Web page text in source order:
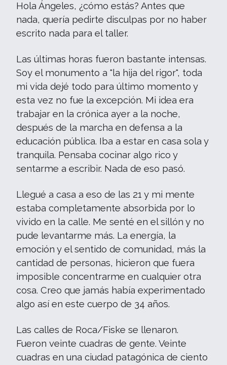
Hola Ángeles, ¿cómo estás? Antes que
nada, quería pedirte disculpas por no haber
escrito nada para el taller.
Las últimas horas fueron bastante intensas.
Soy el monumento a "la hija del rigor", toda
mi vida dejé todo para último momento y
esta vez no fue la excepción. Mi idea era
trabajar en la crónica ayer a la noche,
después de la marcha en defensa a la
educación pública. Iba a estar en casa sola y
tranquila. Pensaba cocinar algo rico y
sentarme a escribir. Nada de eso pasó.
Llegué a casa a eso de las 21 y mi mente
estaba completamente absorbida por lo
vivido en la calle. Me senté en el sillón y no
pude levantarme más. La energía, la
emoción y el sentido de comunidad, más la
cantidad de personas, hicieron que fuera
imposible concentrarme en cualquier otra
cosa. Creo que jamás había experimentado
algo así en este cuerpo de 34 años.
Las calles de Roca/Fiske se llenaron.
Fueron veinte cuadras de gente. Veinte
cuadras en una ciudad patagónica de ciento